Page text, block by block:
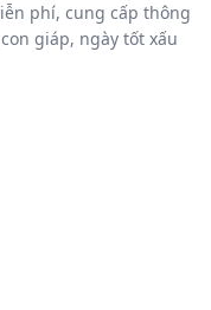
phí, cung cấp thông
giáp, ngày tốt xấu